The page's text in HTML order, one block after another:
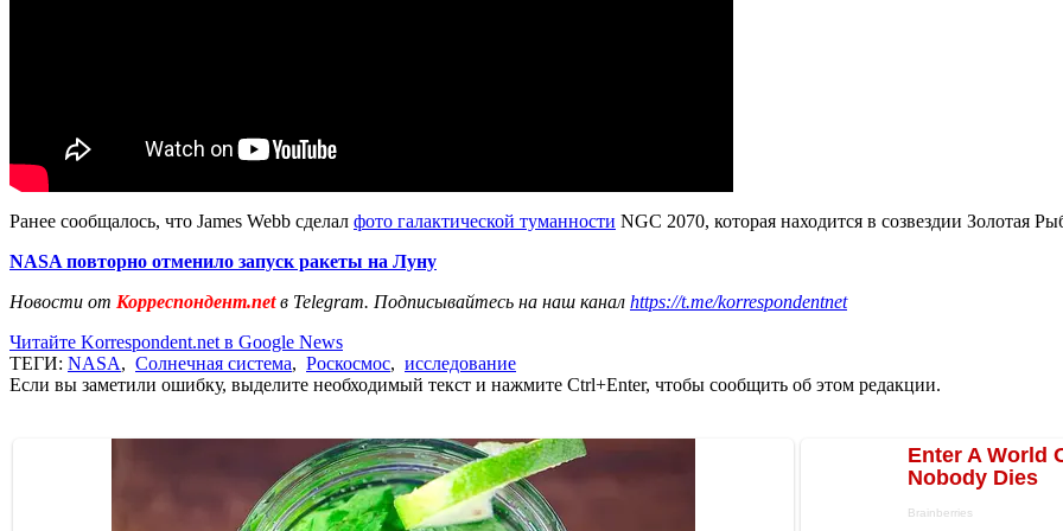
Ранее сообщалось, что James Webb сделал фото галактической туманности NGC 2070, которая находится в созвездии Золотая
NASA повторно отменило запуск ракеты на Луну
Новости от Корреспондент.netв Telegram. Подписывайтесь на наш канал https://t.me/korrespondentnet
Читайте Korrespondent.net в Google News
ТЕГИ: NASA, Солнечная система, Роскосмос, исследование
Если вы заметили ошибку, выделите необходимый текст и нажмите Ctrl+Enter, чтобы сообщить об этом редакции.